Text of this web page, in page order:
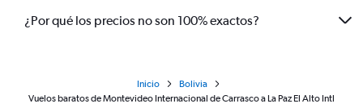
¿Por qué los precios no son 100% exactos?
Inicio
Bolivia
Vuelos baratos de Montevideo Internacional de Carrasco a La Paz El Alto Intl